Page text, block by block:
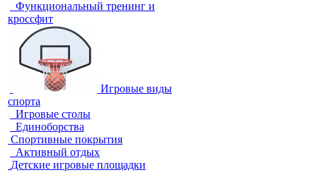
Функциональный тренинг и
кроссфит
Игровые виды
спорта
Игровые столы
Единоборства
Спортивные покрытия
Активный отдых
Детские игровые площадки